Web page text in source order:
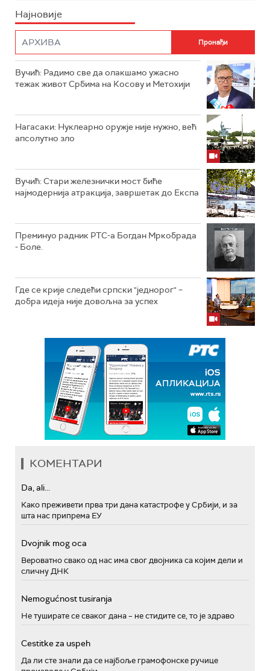
Најновије
Вучић: Радимо све да олакшамо ужасно
тежак живот Србима на Косову и Метохији
Нагасаки: Нуклеарно оружје није нужно, већ
апсолутно зло
Вучић: Стари железнички мост биће
најмодернија атракција, завршетак до Експа
Преминуо радник РТС-а Богдан Мркобрада
- Боле.
Где се крије следећи српски "једнорог" –
добра идеја није довољна за успех
КОМЕНТАРИ
Da, ali...
Како преживети прва три дана катастрофе у Србији, и за
шта нас припрема ЕУ
Dvojnik mog oca
Вероватно свако од нас има свог двојника са којим дели и
сличну ДНК
Nemogućnost tusiranja
Не туширате се сваког дана – не стидите се, то је здраво
Cestitke za uspeh
Да ли сте знали да се најбоље грамофонске ручице